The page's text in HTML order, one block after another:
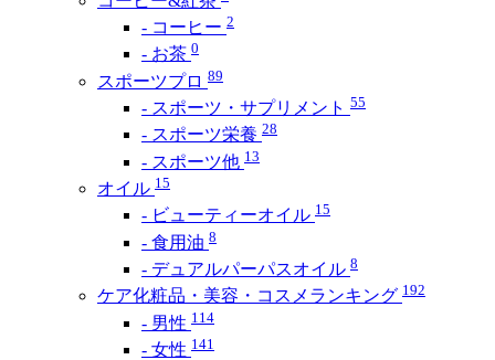
- コーヒー 2
- お茶 0
スポーツプロ 89
- スポーツ・サプリメント 55
- スポーツ栄養 28
- スポーツ他 13
オイル 15
- ビューティーオイル 15
- 食用油 8
- デュアルパーパスオイル 8
ケア化粧品・美容・コスメランキング 192
- 男性 114
- 女性 141